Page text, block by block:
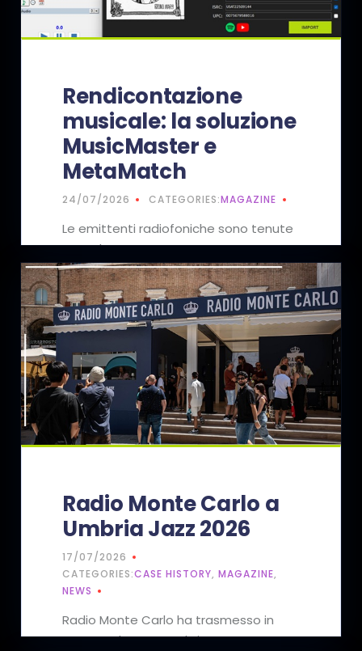
Rendicontazione
musicale: la soluzione
MusicMaster e
MetaMatch
24/07/2026 CATEGORIES:MAGAZINE
Le emittenti radiofoniche sono tenute
a produrre un’accurata
rendicontazione dei brani trasmessi e
inviarla alle…
READ MORE
Radio Monte Carlo a
Umbria Jazz 2026
17/07/2026
CATEGORIES:CASE HISTORY, MAGAZINE,
NEWS
Radio Monte Carlo ha trasmesso in
esterna durante Umbria Jazz.